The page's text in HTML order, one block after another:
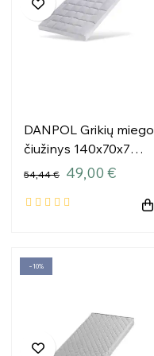
DANPOL Grikių miego
čiužinys 140x70x7
54,44 € 49,00 €
−10%